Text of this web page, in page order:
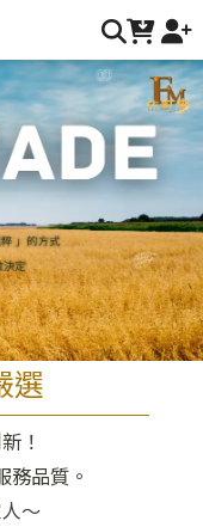
選
！
務品質。
～